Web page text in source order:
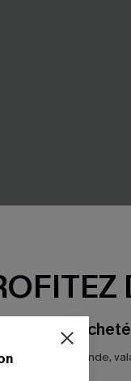
-15% dès 2
par commande,